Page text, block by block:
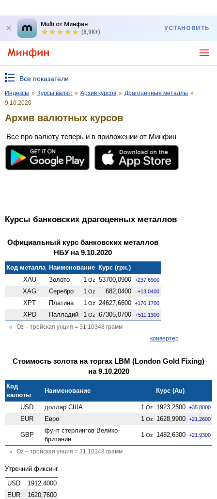
Multi от Минфин
(8,9K+)
УСТАНОВИТЬ
Все показатели
Индексы » Курсы валют » Архив курсов » Драгоценные металлы »
9.10.2020
Архив валютных курсов
Все про валюту теперь и в приложении от Минфин
Курсы банковских драгоценных металлов
Официальный курс банковских металлов
НБУ на 9.10.2020
Код металла Наименование Курс (грн.)
XAU
Золото 1 Oz 53700,0900 +237.6900
XAG Серебро 1 Oz 682,0400 +13.0400
XPT Платина 1 Oz 24627,6600 +170.1700
XPD Палладий 1 Oz 67305,0700 +511.1300
Oz – тройская унция = 31.10348 грамм
конвертер
Стоимость золота на торгах LBM (London Gold Fixing)
на 9.10.2020
Код
валюты
Наименование Курс (Au)
USD доллар США 1 Oz 1923,2500 +35.8000
EUR Евро 1 Oz 1628,9900 +21.2600
GBP
фунт стерлингов Велико­
британии
1 Oz 1482,6300 +21.9300
Oz – тройская унция = 31.10348 грамм
Утренний фиксинг
USD
1912,4000
EUR
1620,7600